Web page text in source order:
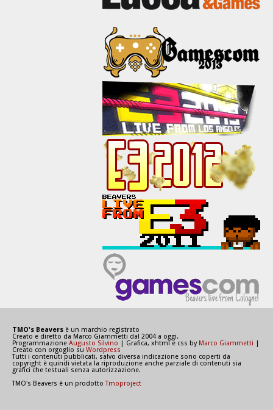
TMO's Beavers è un marchio registrato
Creato e diretto da Marco Giammetti dal 2004 a oggi.
Programmazione Augusto Silvino | Grafica, xhtml e css byMarco Giammetti |
Creato con orgoglio su Wordpress
Tutti i contenuti pubblicati, salvo diversa indicazione sono coperti da
copyright è quindi vietata la riproduzione anche parziale di contenuti sia
grafici che testuali senza autorizzazione.
TMO's Beavers è un prodottoTmoproject